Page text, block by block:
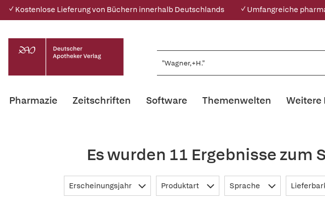
✓ Kostenlose Lieferung von Büchern innerhalb Deutschlands ✓ Umfangreiche
Pharmazie Zeitschriften Software Themenwelten Weitere
Es wurden 11 Ergebnisse zum
Erscheinungsjahr Produktart Sprache